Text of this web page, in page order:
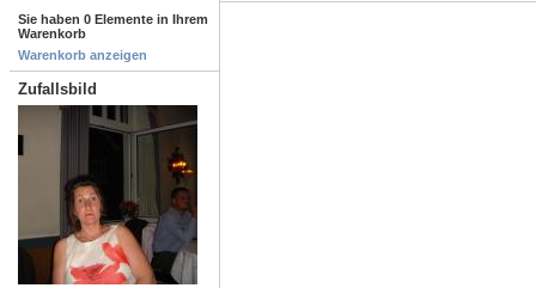
Sie haben 0 Elemente in Ihrem
Warenkorb
Warenkorb anzeigen
Zufallsbild